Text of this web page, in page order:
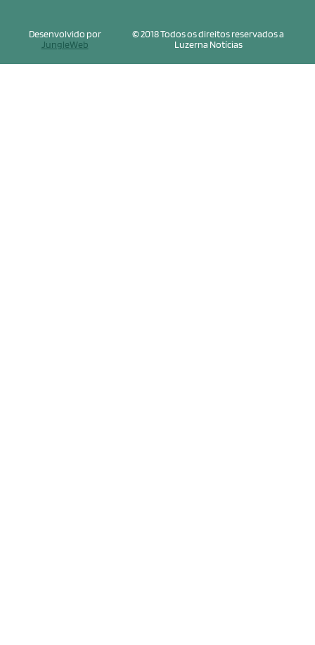
© 2018 Todos os direitos reservados a
Luzerna Notícias
Desenvolvido por
JungleWeb